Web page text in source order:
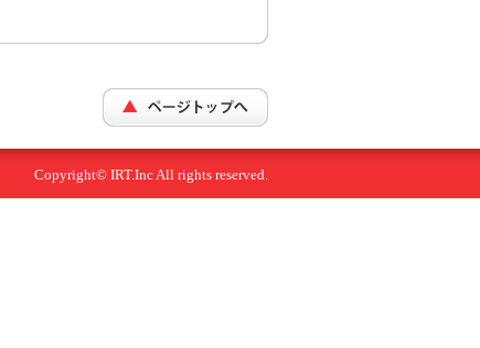
Copyright© IRT.Inc All rights reserved.